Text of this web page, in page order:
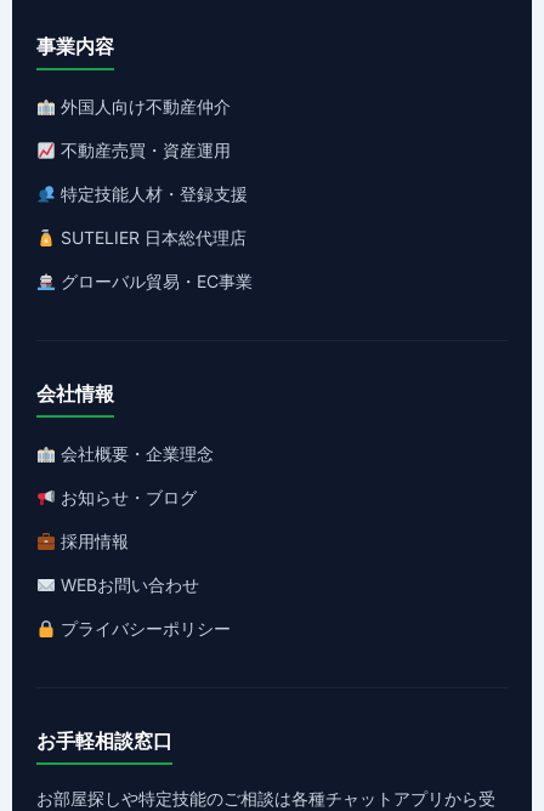
事業内容
外国人向け不動産仲介
不動産売買・資産運用
特定技能人材・登録支援
SUTELIER 日本総代理店
グローバル貿易・EC事業
会社情報
会社概要・企業理念
お知らせ・ブログ
採用情報
WEBお問い合わせ
プライバシーポリシー
お手軽相談窓口
お部屋探しや特定技能のご相談は各種チャットアプリから受